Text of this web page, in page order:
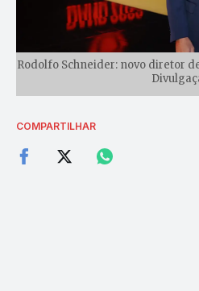
Rodolfo Schneider: novo diretor
COMPARTILHAR